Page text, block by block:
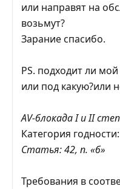
или направят на
возьмут?
Зарание спасибо.
PS. подходит ли
или под какую?или
АV-блокада I и II
Категория
Статья: 42, п. «б»
Требования в